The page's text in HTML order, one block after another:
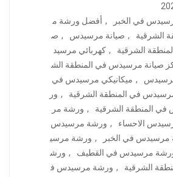
في الخبر
, أفضل ورشة م
الشرقية
, صيانة مرسيدس , ص
الشرقية
, كهربائي مرسيد
صيانة مرسيدس في المنطقة الش
, ميكانيكي مرسيدس في
في المنطقة الشرقية , ور
المنطقة الشرقية
, ورشة مر
الاحساء , ورشة مرسيدس
مرسيدس في الخبر , ورشة مرسي
مرسيدس في القطيف , ورش
الشرقية
, ورشة مرسيدس ف